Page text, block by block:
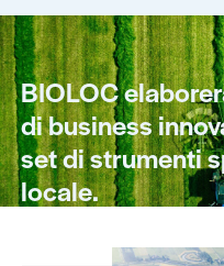
BIOLOC
di business
set di strumenti
locale.